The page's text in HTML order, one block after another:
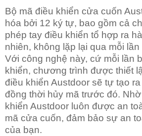
Bộ mã điều khiển cửa cuốn
hóa bởi 12 ký tự, bao gồm cả
phép tay điều khiển tổ hợp ra
nhiên, không lặp lại qua mỗi
Với công nghệ này, cứ mỗi lần
khiển, chương trình được thiết
điều khiển Austdoor sẽ tự tạo
đồng thời hủy mã trước đó.
khiển Austdoor luôn được an
mã cửa cuốn, đảm bảo sự an
của bạn.